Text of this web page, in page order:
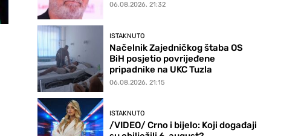
06.08.2026. 21:32
ISTAKNUTO
Načelnik Zajedničkog štaba OS
BiH posjetio povrijeđene
pripadnike na UKC Tuzla
06.08.2026. 21:15
ISTAKNUTO
/VIDEO/ Crno i bijelo: Koji događaji